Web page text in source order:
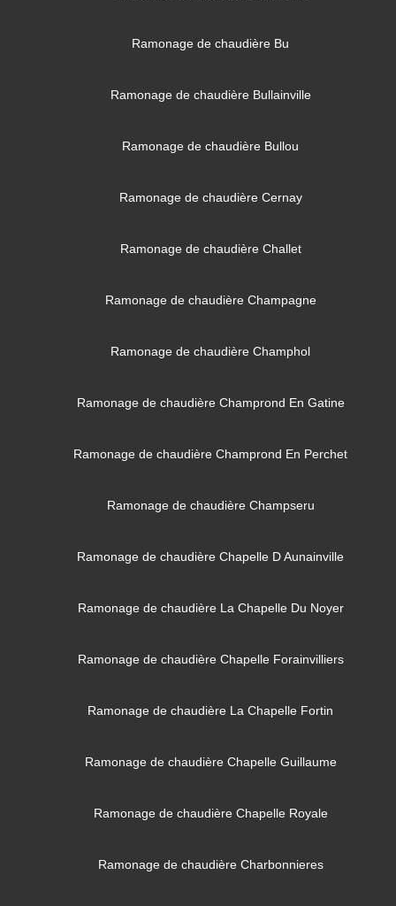
Ramonage de chaudière Bu
Ramonage de chaudière Bullainville
Ramonage de chaudière Bullou
Ramonage de chaudière Cernay
Ramonage de chaudière Challet
Ramonage de chaudière Champagne
Ramonage de chaudière Champhol
Ramonage de chaudière Champrond En Gatine
Ramonage de chaudière Champrond En Perchet
Ramonage de chaudière Champseru
Ramonage de chaudière Chapelle D Aunainville
Ramonage de chaudière La Chapelle Du Noyer
Ramonage de chaudière Chapelle Forainvilliers
Ramonage de chaudière La Chapelle Fortin
Ramonage de chaudière Chapelle Guillaume
Ramonage de chaudière Chapelle Royale
Ramonage de chaudière Charbonnieres